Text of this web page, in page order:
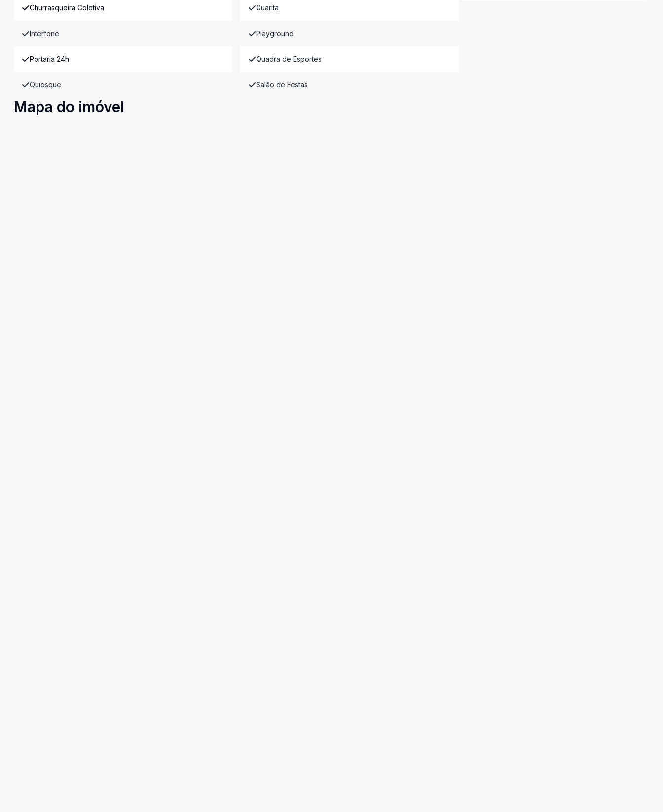
Churrasqueira Coletiva Guarita
Interfone Playground
Portaria 24h Quadra de Esportes
Quiosque Salão de Festas
Mapa do imóvel